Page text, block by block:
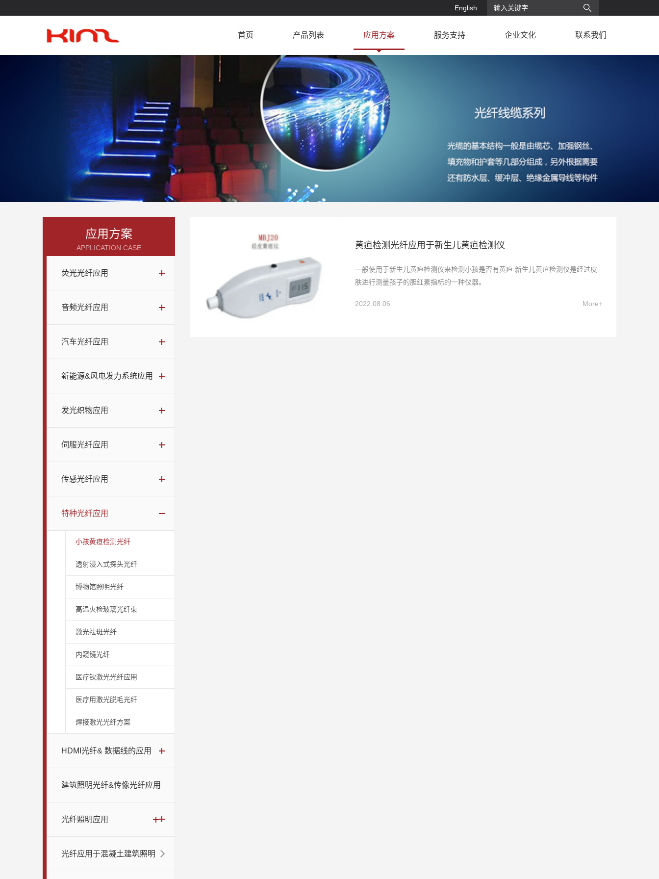
English
首页 产品列表 应用方案 服务支持 企业文化 联系我们
应用方案
APPLICATION CASE
荧光光纤应用
音频光纤应用
汽车光纤应用
新能源&风电发力系统应用
发光织物应用
伺服光纤应用
传感光纤应用
特种光纤应用
小孩黄疸检测光纤
透射浸入式探头光纤
博物馆照明光纤
高温火检玻璃光纤束
激光祛斑光纤
内窥镜光纤
医疗钬激光光纤应用
医疗用激光脱毛光纤
焊接激光光纤方案
HDMI光纤& 数据线的应用
建筑照明光纤&传像光纤应用
光纤照明应用
光纤应用于混凝土建筑照明
黄疸检测光纤应用于新生儿黄疸检测仪
一般使用于新生儿黄疸检测仪来检测小孩是否有黄疸 新生儿黄疸检测仪是经过皮
肤进行测量孩子的胆红素指标的一种仪器。
2022.08.06 More+